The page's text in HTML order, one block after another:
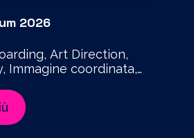
2026
Art Direction,
Immagine coordinata,